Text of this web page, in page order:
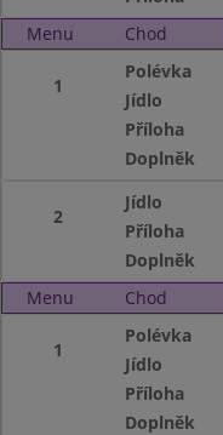
Menu
Chod
1
Polévka
Jídlo
Příloha
Doplněk
2
Jídlo
Příloha
Doplněk
Menu
Chod
1
Polévka
Jídlo
Příloha
Doplněk